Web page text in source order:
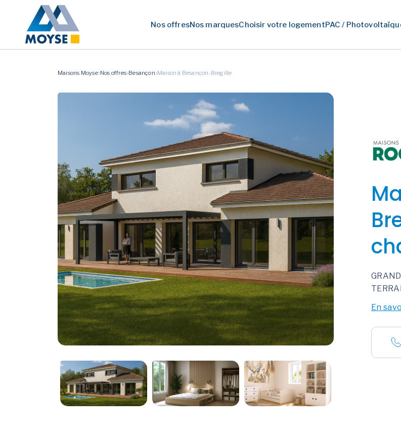
Nos offresNos marquesChoisir votre logementPAC /
Maisons Moyse Nos offres Besançon Maison à Besançon-Bregille
En